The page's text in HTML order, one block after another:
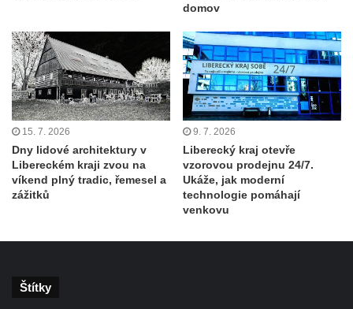
domov
15. 7. 2026
Dny lidové architektury v
Libereckém kraji zvou na
víkend plný tradic, řemesel a
zážitků
9. 7. 2026
Liberecký kraj otevře
vzorovou prodejnu 24/7.
Ukáže, jak moderní
technologie pomáhají
venkovu
Štítky